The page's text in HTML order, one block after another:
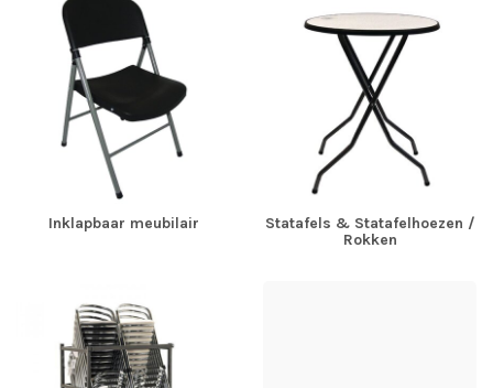
Inklapbaar meubilair
Statafels & Statafelhoezen /
Rokken